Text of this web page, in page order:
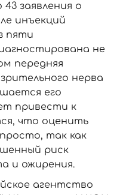
заявления о
инъекций
пяти
не
передняя
нерва
его
привести к
что оценить
так как
риск
и ожирения.
агентство